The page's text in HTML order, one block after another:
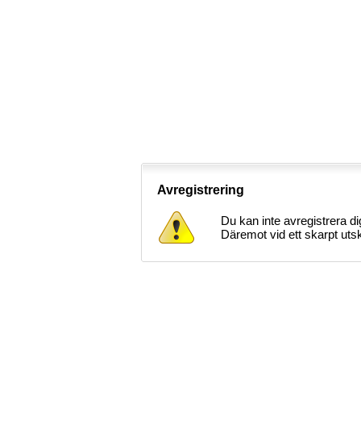
Avregistrering
Du kan inte avregistrera
Däremot vid ett skarpt